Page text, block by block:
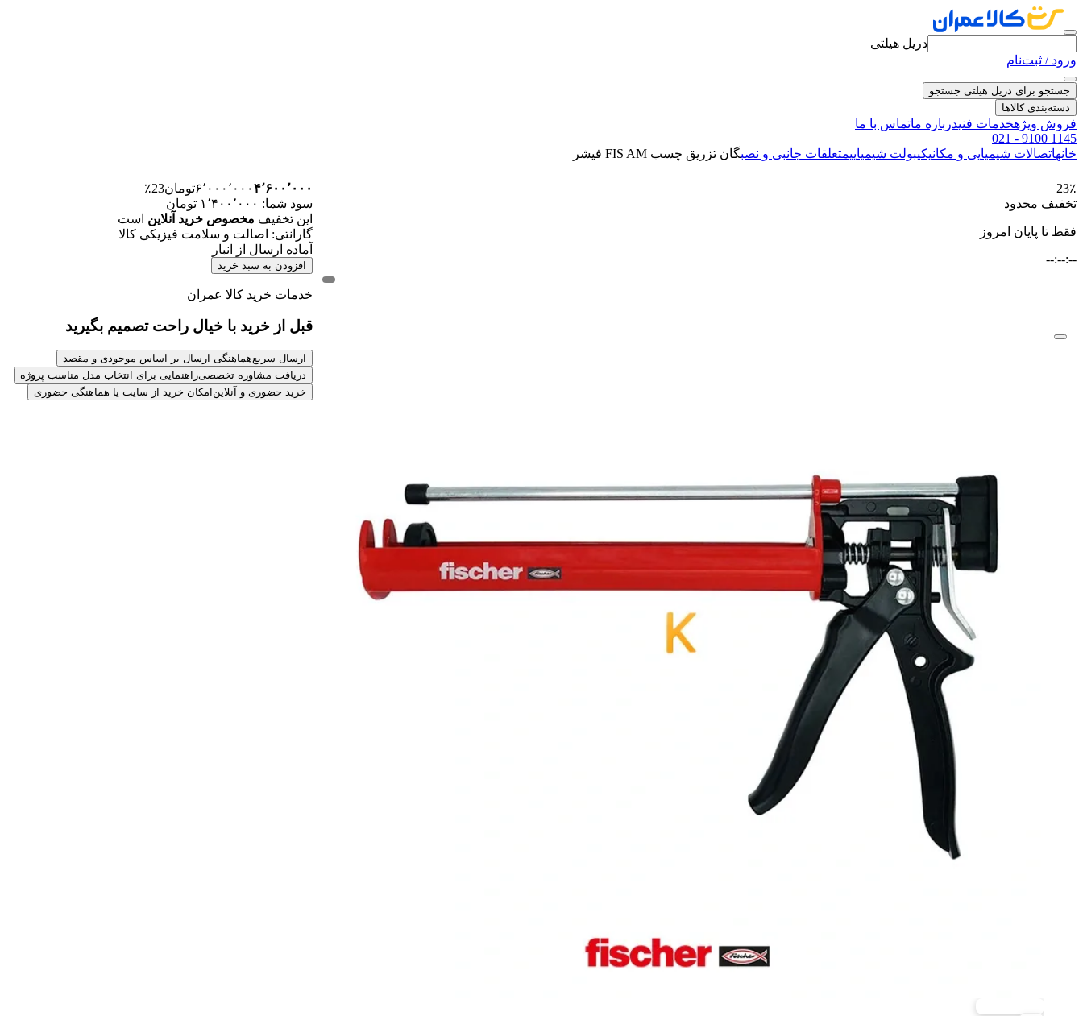
دریل هیلتی
ورود / ثبت‌نام
جستجو برای دریل هیلتی جستجو
دسته‌بندی کالاها
فروش ویژهخدمات فنیدرباره ماتماس با ما
021 - 9100 1145
خانهاتصالات شیمیایی و مکانیکیبولت شیمیاییمتعلقات جانبی و نصبگان تزریق چسب FIS AM فیشر
23٪
تخفیف محدود
فقط تا پایان امروز
--:--:--
۶٬۰۰۰٬۰۰۰۴٬۶۰۰٬۰۰۰ تومان23٪
سود شما: ۱٬۴۰۰٬۰۰۰ تومان
این تخفیف مخصوص خرید آنلاین است
گارانتی: اصالت و سلامت فیزیکی کالا
آماده ارسال از انبار
افزودن به سبد خرید
خدمات خرید کالا عمران
قبل از خرید با خیال راحت تصمیم بگیرید
ارسال سریعهماهنگی ارسال بر اساس موجودی و مقصد
دریافت مشاوره تخصصیراهنمایی برای انتخاب مدل مناسب پروژه
خرید حضوری و آنلاین امکان خرید از سایت یا هماهنگی حضوری